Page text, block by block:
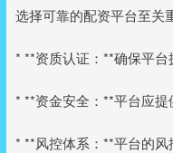
选择可靠的配资平台至关
* **资质认证：**确保平台
* **资金安全：**平台应提
* **风控体系：**平台的风